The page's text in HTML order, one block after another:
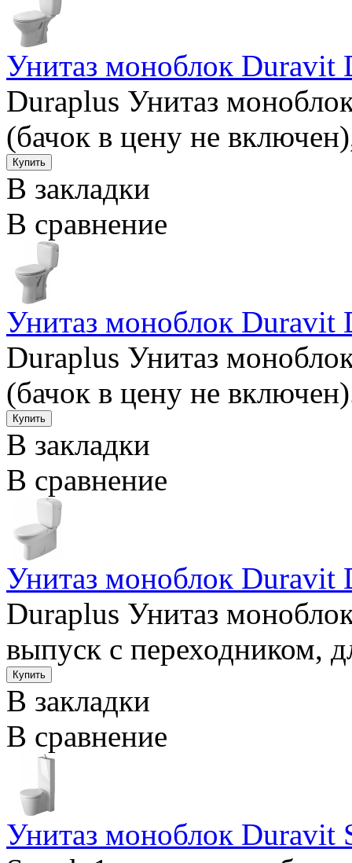
Унитаз моноблок Duravit
Duraplus Унитаз
(бачок в цену не
В закладки
В сравнение
Унитаз моноблок Duravit
Duraplus Унитаз
(бачок в цену не
В закладки
В сравнение
Унитаз моноблок Duravit
Duraplus Унитаз
выпуск с переходником,
В закладки
В сравнение
Унитаз моноблок Duravit